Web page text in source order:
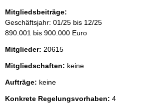
Mitgliedsbeiträge:
Geschäftsjahr: 01/25 bis 12/25
890.001 bis 900.000 Euro
Mitglieder: 20615
Mitgliedschaften: keine
Aufträge: keine
Konkrete Regelungsvorhaben: 4